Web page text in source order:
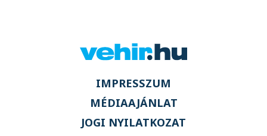
IMPRESSZUM
MÉDIAAJÁNLAT
JOGI NYILATKOZAT